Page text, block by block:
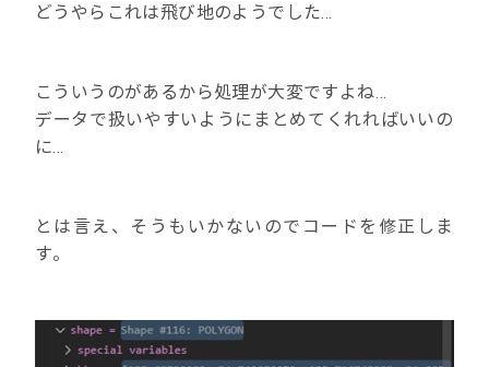
どうやらこれは飛び地のようでした…
こういうのがあるから処理が大変ですよね…
データで扱いやすいようにまとめてくれればいいの
に…
とは言え、そうもいかないのでコードを修正しま
す。